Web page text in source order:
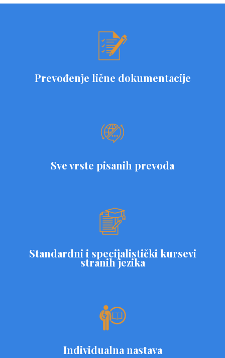
Prevođenje lične dokumentacije
Sve vrste pisanih prevoda
Standardni i specijalistički kursevi
stranih jezika
Individualna nastava